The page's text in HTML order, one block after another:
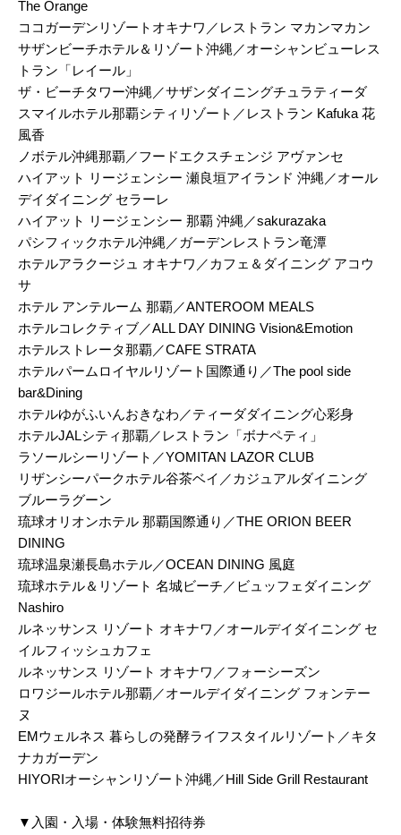
The Orange
ココガーデンリゾートオキナワ／レストラン マカンマカン
サザンビーチホテル＆リゾート沖縄／オーシャンビューレス
トラン「レイール」
ザ・ビーチタワー沖縄／サザンダイニングチュラティーダ
スマイルホテル那覇シティリゾート／レストラン Kafuka 花
風香
ノボテル沖縄那覇／フードエクスチェンジ アヴァンセ
ハイアット リージェンシー 瀬良垣アイランド 沖縄／オール
デイダイニング セラーレ
ハイアット リージェンシー 那覇 沖縄／sakurazaka
パシフィックホテル沖縄／ガーデンレストラン竜潭
ホテルアラクージュ オキナワ／カフェ＆ダイニング アコウ
サ
ホテル アンテルーム 那覇／ANTEROOM MEALS
ホテルコレクティブ／ALL DAY DINING Vision&Emotion
ホテルストレータ那覇／CAFE STRATA
ホテルパームロイヤルリゾート国際通り／The pool side
bar&Dining
ホテルゆがふいんおきなわ／ティーダダイニング心彩身
ホテルJALシティ那覇／レストラン「ボナペティ」
ラソールシーリゾート／YOMITAN LAZOR CLUB
リザンシーパークホテル谷茶ベイ／カジュアルダイニング
ブルーラグーン
琉球オリオンホテル 那覇国際通り／THE ORION BEER
DINING
琉球温泉瀬長島ホテル／OCEAN DINING 風庭
琉球ホテル＆リゾート 名城ビーチ／ビュッフェダイニング
Nashiro
ルネッサンス リゾート オキナワ／オールデイダイニング セ
イルフィッシュカフェ
ルネッサンス リゾート オキナワ／フォーシーズン
ロワジールホテル那覇／オールデイダイニング フォンテー
ヌ
EMウェルネス 暮らしの発酵ライフスタイルリゾート／キタ
ナカガーデン
HIYORIオーシャンリゾート沖縄／Hill Side Grill Restaurant
▼入園・入場・体験無料招待券